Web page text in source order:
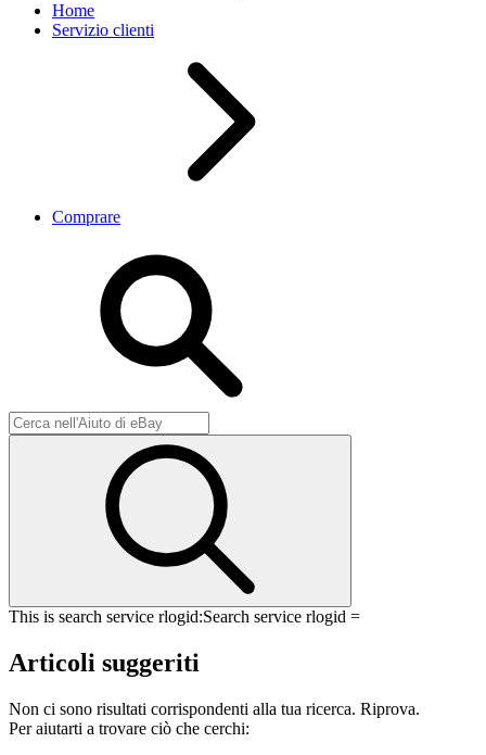
Home
Servizio clienti
Comprare
This is search service rlogid:Search service rlogid =
Articoli suggeriti
Non ci sono risultati corrispondenti alla tua ricerca. Riprova.
Per aiutarti a trovare ciò che cerchi: